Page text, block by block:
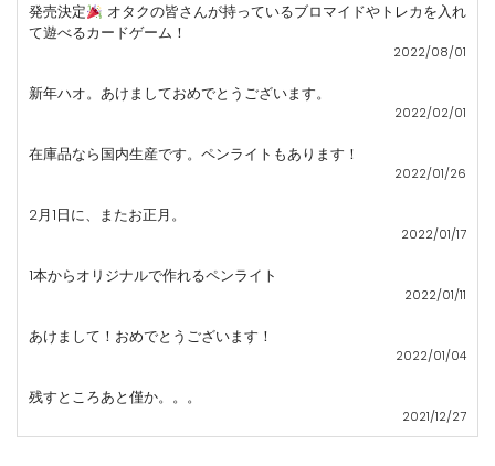
発売決定
オタクの皆さんが持っているブロマイドやトレカを入れ
て遊べるカードゲーム！
2022/08/01
新年ハオ。あけましておめでとうございます。
2022/02/01
在庫品なら国内生産です。ペンライトもあります！
2022/01/26
2月1日に、またお正月。
2022/01/17
1本からオリジナルで作れるペンライト
2022/01/11
あけまして！おめでとうございます！
2022/01/04
残すところあと僅か。。。
2021/12/27